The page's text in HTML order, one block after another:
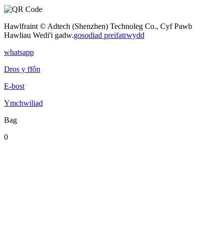
Hawlfraint © Adtech (Shenzhen) Technoleg Co., Cyf Pawb
Hawliau Wedi'i gadw.gosodiad preifatrwydd
whatsapp
Dros y ffôn
E-bost
Ymchwiliad
Bag
0